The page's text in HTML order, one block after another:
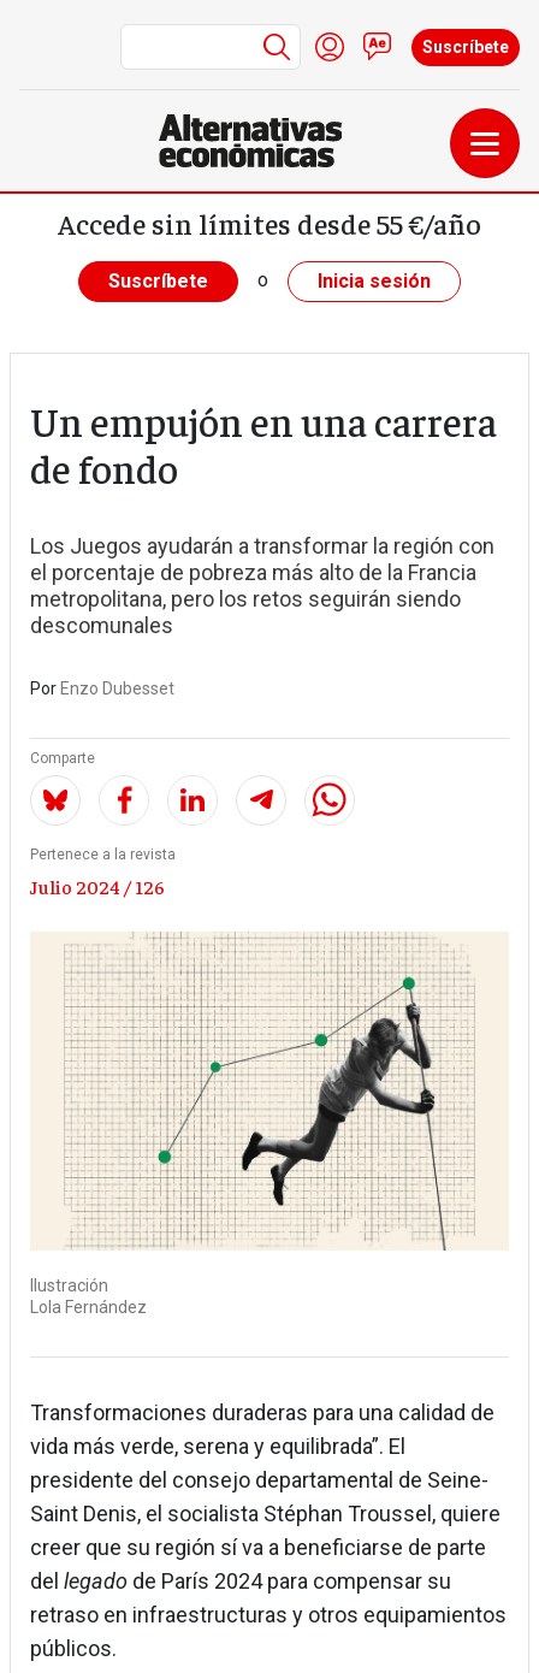
Pasar al contenido principal
Menú de cuenta de
Iniciar sesión
Contacto
Suscríbete
Accede sin límites desde 55 €/año
Suscríbete o Inicia sesión
Un empujón en una carrera
de fondo
Los Juegos ayudarán a transformar la región con
el porcentaje de pobreza más alto de la Francia
metropolitana, pero los retos seguirán siendo
descomunales
Por Enzo Dubesset
Comparte
Pertenece a la revista
Julio 2024 / 126
Ilustración
Lola Fernández
Transformaciones duraderas para una calidad de
vida más verde, serena y equilibrada”. El
presidente del consejo departamental de Seine-
Saint Denis, el socialista Stéphan Troussel, quiere
creer que su región sí va a beneficiarse de parte
del legado de París 2024 para compensar su
retraso en infraestructuras y otros equipamientos
públicos.